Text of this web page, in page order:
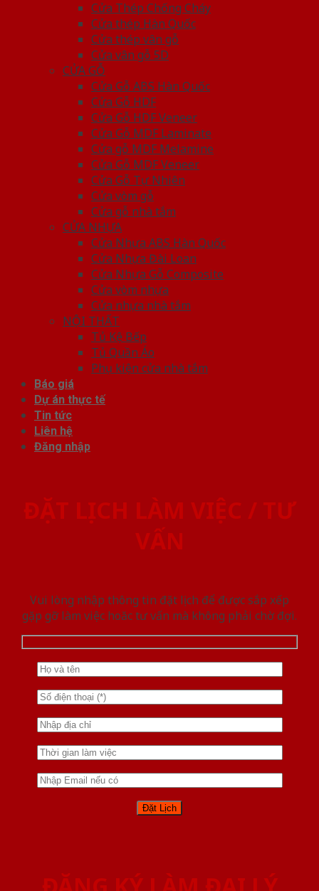
Cửa Thép Chống Cháy
Cửa thép Hàn Quốc
Cửa thép vân gỗ
Cửa vân gỗ 5D
CỬA GỖ
Cửa Gỗ ABS Hàn Quốc
Cửa Gỗ HDF
Cửa Gỗ HDF Veneer
Cửa Gỗ MDF Laminate
Cửa gỗ MDF Melamine
Cửa Gỗ MDF Veneer
Cửa Gỗ Tự Nhiên
Cửa vòm gỗ
Cửa gỗ nhà tắm
CỬA NHỰA
Cửa Nhựa ABS Hàn Quốc
Cửa Nhựa Đài Loan
Cửa Nhựa Gỗ Composite
Cửa vòm nhựa
Cửa nhựa nhà tắm
NỘI THẤT
Tủ Kệ Bếp
Tủ Quần Áo
Phụ kiện cửa nhà tắm
Báo giá
Dự án thực tế
Tin tức
Liên hệ
Đăng nhập
ĐẶT LỊCH LÀM VIỆC / TƯ
VẤN
Vui lòng nhập thông tin đặt lịch để được sắp xếp
gặp gỡ làm việc hoăc tư vấn mà không phải chờ đợi.